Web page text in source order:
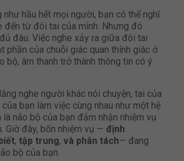
như hầu hết mọi người, bạn có thể nghĩ
đến từ đôi tai của mình. Nhưng đó
đâu. Việc nghe xảy ra giữa đôi tai
phần của chuỗi giác quan thính giác ở
bộ, âm thanh trở thành thông tin có ý
nghe người khác nói chuyện, tai của
bạn làm việc cùng nhau như một hệ
là não bộ của bạn đảm nhận nhiệm vụ
Giờ đây, bốn nhiệm vụ — định
, tập trung, và phân tách— đang
bộ của bạn.